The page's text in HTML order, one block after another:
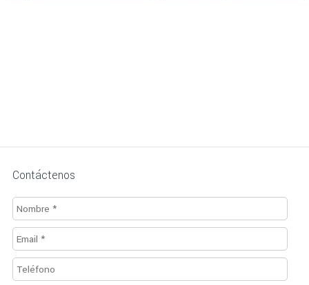
Contáctenos